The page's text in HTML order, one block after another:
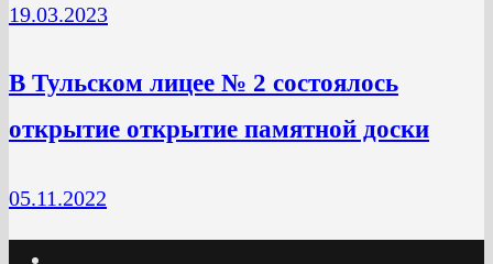
19.03.2023
В Тульском лицее № 2 состоялось
открытие открытие памятной доски
05.11.2022